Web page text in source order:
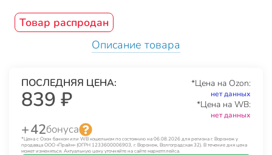
Товар распродан
Описание товара
ПОСЛЕДНЯЯ ЦЕНА:
839 ₽
*Цена на Ozon:
нет данных
*Цена на WB:
нет данных
+ 42бонуса
*Цена с Озон банком или WB кошельком по состоянию на 06.08.2026 для региона г. Воронеж у
продавца ООО «Прайм» (ОГРН 1233600006903, г. Воронеж, Волгоградская 32). В течение дня цена
может изменяться. Актуальную цену уточняйте на сайте маркетплейса.